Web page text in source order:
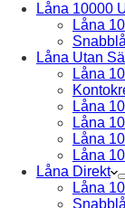
Låna 10000
Låna
Låna Utan
Låna
Låna
Låna
Låna
Låna
Låna Direkt
Låna